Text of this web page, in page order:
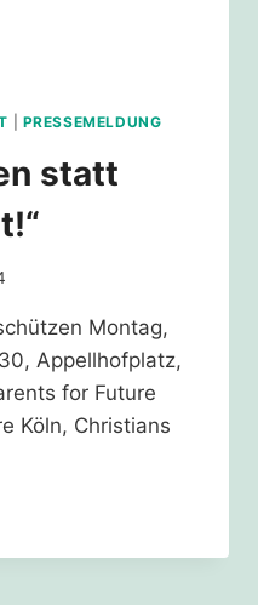
PRESSEMELDUNG
statt
Montag,
Appellhofplatz,
for Future
Köln, Christians